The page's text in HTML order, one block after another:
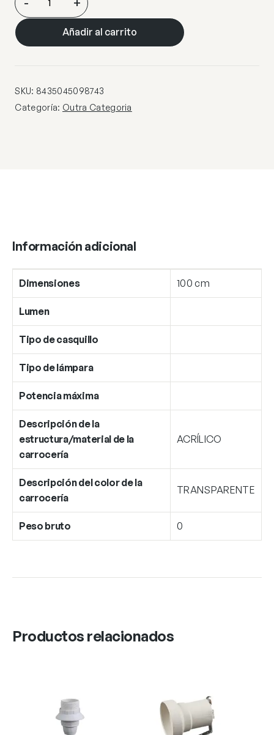
70X100
TRANSPARENTE
cantidad
Añadir al carrito
SKU: 8435045098743
Categoría: Outra Categoria
Información adicional
Dimensiones 100 cm
Lumen
Tipo de casquillo
Tipo de lámpara
Potencia máxima
Descripción de la
estructura/material de la
carrocería
ACRÍLICO
Descripción del color de la
carrocería
TRANSPARENTE
Peso bruto 0
Productos relacionados